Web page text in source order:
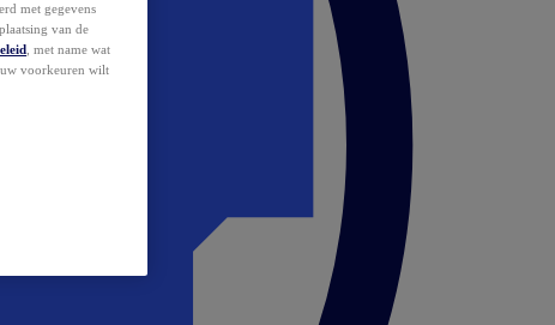
met gegevens
van de
, met name wat
uw voorkeuren wilt